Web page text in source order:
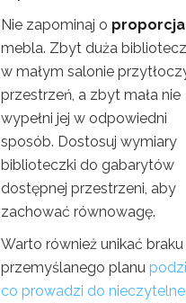
Nie zapominaj o
mebla. Zbyt duża
w małym salonie
przestrzeń, a zbyt mała nie
wypełni jej w odpowiedni
sposób. Dostosuj wymiary
biblioteczki do gabarytów
dostępnej przestrzeni, aby
zachować równowagę.
Warto również unikać braku
przemyślanego planu
co prowadzi do